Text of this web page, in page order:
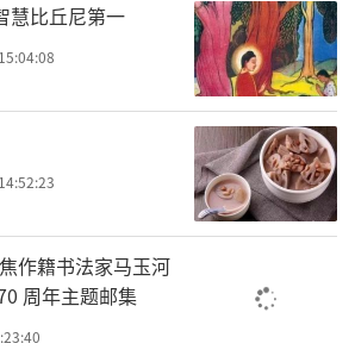
慧比丘尼第一
周年主题邮集